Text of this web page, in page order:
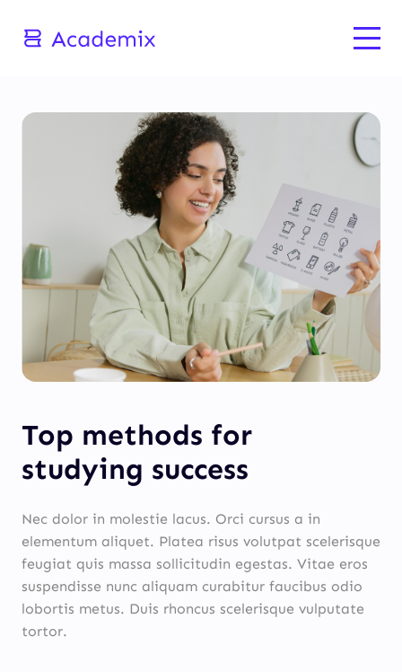
Top methods for
studying success
Nec dolor in molestie lacus. Orci cursus a in
elementum aliquet. Platea risus volutpat scelerisque
feugiat quis massa sollicitudin egestas. Vitae eros
suspendisse nunc aliquam curabitur faucibus odio
lobortis metus. Duis rhoncus scelerisque vulputate
tortor.